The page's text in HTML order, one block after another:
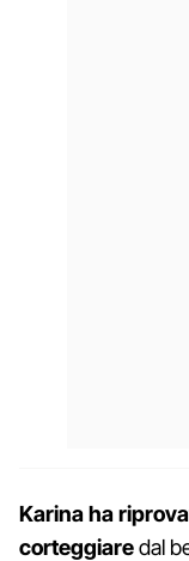
Karina ha
corteggiaredal